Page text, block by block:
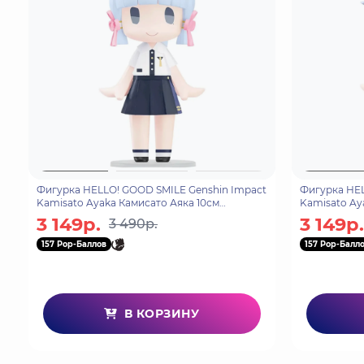
Фигурка HELLO! GOOD SMILE Genshin Impact
Kamisato Ayaka Камисато Аяка 10см
3 149р. 3 490р.
157 Pop-Баллов
В КОРЗИНУ
Фигурка
Kamisato
3 149р.
157 Pop-